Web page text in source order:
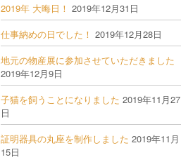
2019年 大晦日！ 2019年12月31日
仕事納めの日でした！ 2019年12月28日
地元の物産展に参加させていただきました
2019年12月9日
子猫を飼うことになりました 2019年11月27
日
証明器具の丸座を制作しました 2019年11月
15日